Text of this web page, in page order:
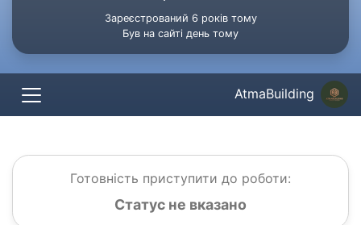
Зареєстрований 6 років тому
Був на сайті день тому
AtmaBuilding
Готовність приступити до роботи:
Статус не вказано